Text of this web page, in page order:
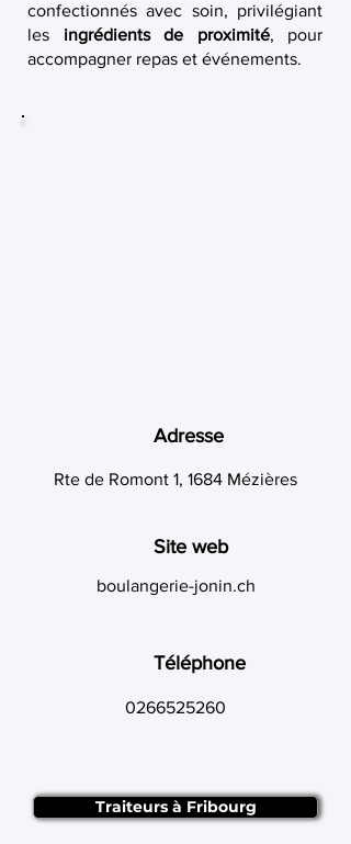
confectionnés avec soin, privilégiant
les ingrédients de proximité, pour
accompagner repas et événements.
Adresse
Rte de Romont 1, 1684 Mézières
Site web
boulangerie-jonin.ch
Téléphone
0266525260
Traiteurs à Fribourg